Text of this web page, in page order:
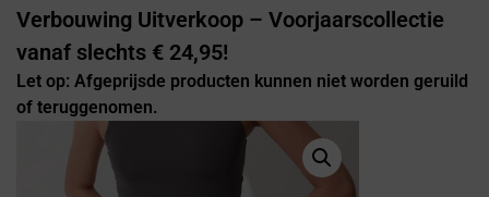
Verbouwing Uitverkoop – Voorjaarscollectie
vanaf slechts € 24,95!
Let op: Afgeprijsde producten kunnen niet worden geruild
of teruggenomen.